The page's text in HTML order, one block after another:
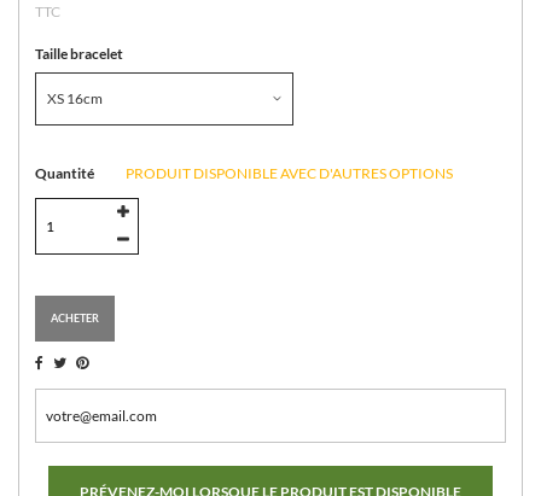
TTC
Taille bracelet
Quantité PRODUIT DISPONIBLE AVEC D'AUTRES OPTIONS
ACHETER
PRÉVENEZ-MOI LORSQUE LE PRODUIT EST DISPONIBLE